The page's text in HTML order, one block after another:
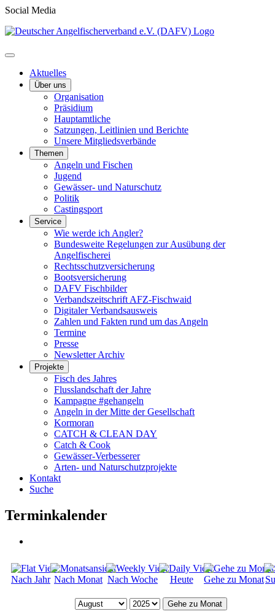
Social Media
Aktuelles
Über uns
Organisation
Präsidium
Hauptamtliche
Satzungen, Leitlinien und Berichte
Unsere Mitgliedsverbände
Themen
Angeln und Fischen
Jugend
Gewässer- und Naturschutz
Politik
Castingsport
Service
Wie werde ich Angler?
Bundesweite Regelungen zur Ausübung der
Angelfischerei
Rechtsschutzversicherung
Bootsversicherung
DAFV Fischbilder
Verbandszeitschrift AFZ-Fischwaid
Digitaler Verbandsausweis
Zahlen und Fakten rund um das Angeln
Termine
Presse
Newsletter Archiv
Projekte
Fisch des Jahres
Flusslandschaft der Jahre
Kampagne #gehangeln
Angeln in der Mitte der Gesellschaft
Kormoran
CATCH & CLEAN DAY
Catch & Cook
Gewässer-Verbesserer
Arten- und Naturschutzprojekte
Kontakt
Suche
Terminkalender
Nach Jahr Nach Monat Nach Woche Heute Gehe zu Monat
Gehe zu Monat